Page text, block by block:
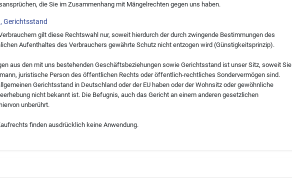
die Sie im Zusammenhang mit Mängelrechten gegen uns haben.
Gerichtsstand
gilt diese Rechtswahl nur, soweit hierdurch der durch zwingende Bestimmungen des
Aufenthaltes des Verbrauchers gewährte Schutz nicht entzogen wird (Günstigkeitsprinzip).
aus den mit uns bestehenden Geschäftsbeziehungen sowie Gerichtsstand ist unser Sitz, soweit Sie
juristische Person des öffentlichen Rechts oder öffentlich-rechtliches Sondervermögen sind.
Gerichtsstand in Deutschland oder der EU haben oder der Wohnsitz oder gewöhnliche
nicht bekannt ist. Die Befugnis, auch das Gericht an einem anderen gesetzlichen
unberührt.
finden ausdrücklich keine Anwendung.